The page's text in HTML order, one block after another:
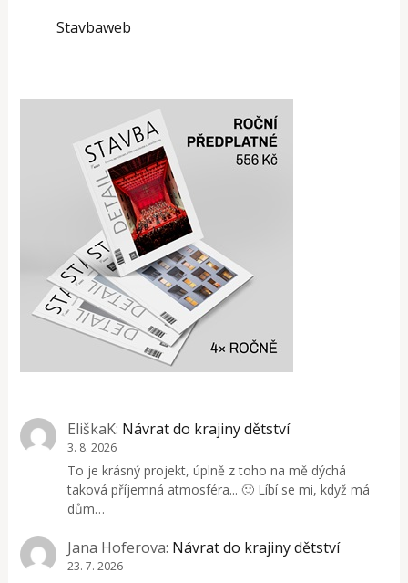
Stavbaweb
EliškaK: Návrat do krajiny dětství
3. 8. 2026
To je krásný projekt, úplně z toho na mě dýchá
taková příjemná atmosféra... 🙂 Líbí se mi, když má
dům…
Jana Hoferova: Návrat do krajiny dětství
23. 7. 2026